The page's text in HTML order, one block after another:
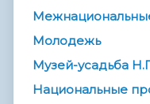
Молодежь
Музей-усадьба
Национальные